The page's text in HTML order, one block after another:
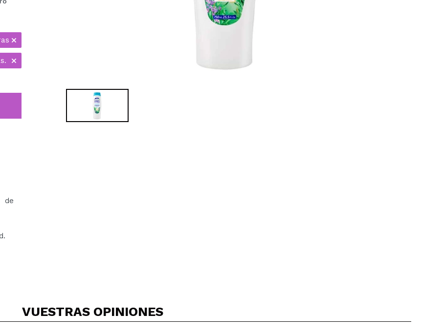
CREAR CUENTA
de
VUESTRAS OPINIONES